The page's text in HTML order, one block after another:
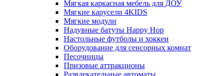
Мягкая каркасная мебель для ДОУ
Мягкие карусели 4KIDS
Мягкие модули
Надувные батуты Happy Hop
Настольные футболы и хоккеи
Оборудование для сенсорных комнат
Песочницы
Призовые аттракционы
Развлекательные автоматы